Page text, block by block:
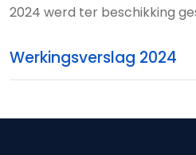
2024 werd ter beschikking
Werkingsverslag 2024